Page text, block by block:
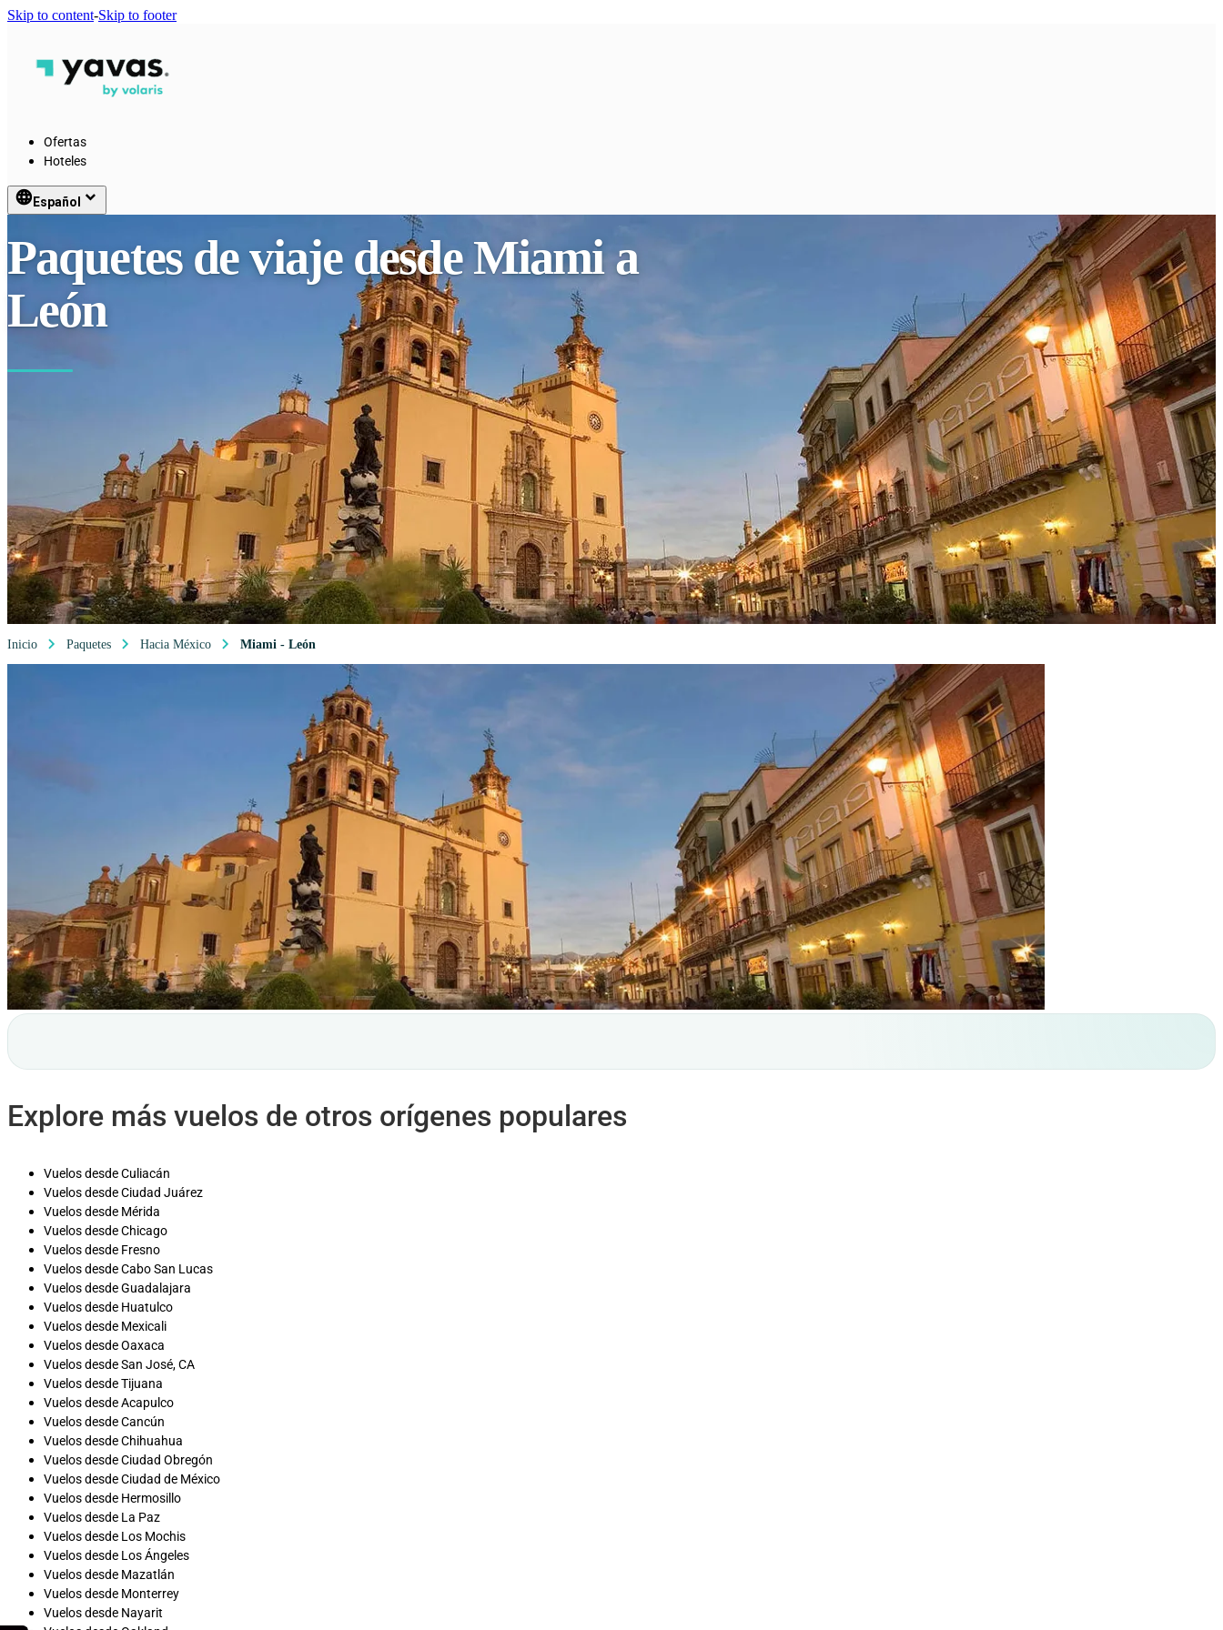
Skip to content-Skip to footer
Ofertas
Hoteles
languageEspañol keyboard_arrow_down
Paquetes de viaje desde Miami a
León
Inicio Paquetes Hacia México Miami - León
Explore más vuelos de otros orígenes populares
Vuelos desde Culiacán
Vuelos desde Ciudad Juárez
Vuelos desde Mérida
Vuelos desde Chicago
Vuelos desde Fresno
Vuelos desde Cabo San Lucas
Vuelos desde Guadalajara
Vuelos desde Huatulco
Vuelos desde Mexicali
Vuelos desde Oaxaca
Vuelos desde San José, CA
Vuelos desde Tijuana
Vuelos desde Acapulco
Vuelos desde Cancún
Vuelos desde Chihuahua
Vuelos desde Ciudad Obregón
Vuelos desde Ciudad de México
Vuelos desde Hermosillo
Vuelos desde La Paz
Vuelos desde Los Mochis
Vuelos desde Los Ángeles
Vuelos desde Mazatlán
Vuelos desde Monterrey
Vuelos desde Nayarit